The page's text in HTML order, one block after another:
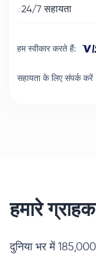
24/7 सहायता
हम स्वीकार करते हैं:
सहायता के लिए संपर्क करें
हमारे
दुनिया भर में